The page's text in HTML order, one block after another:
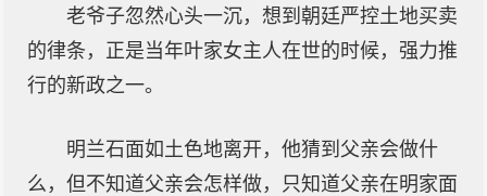
老爷子忽然心头一沉，想到朝廷严控土地买卖
的律条，正是当年叶家女主人在世的时候，强力推
行的新政之一。
明兰石面如土色地离开，他猜到父亲会做什
么，但不知道父亲会怎样做，只知道父亲在明家面